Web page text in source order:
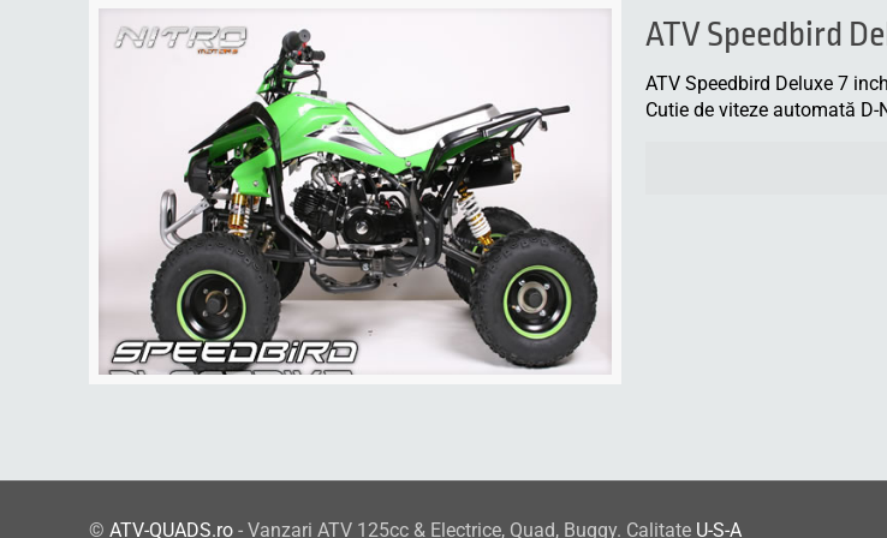
ATV Speedbird
ATV Speedbird Deluxe 7
Cutie de viteze automată D-
© ATV-QUADS.ro - Vanzari ATV 125cc & Electrice, Quad, Buggy. Calitate U-S-A